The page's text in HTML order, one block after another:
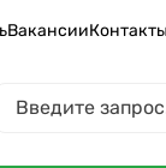
ВакансииКонтакты